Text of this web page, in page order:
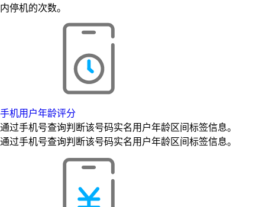
内停机的次数。
手机用户年龄评分
通过手机号查询判断该号码实名用户年龄区间标签信息。
通过手机号查询判断该号码实名用户年龄区间标签信息。